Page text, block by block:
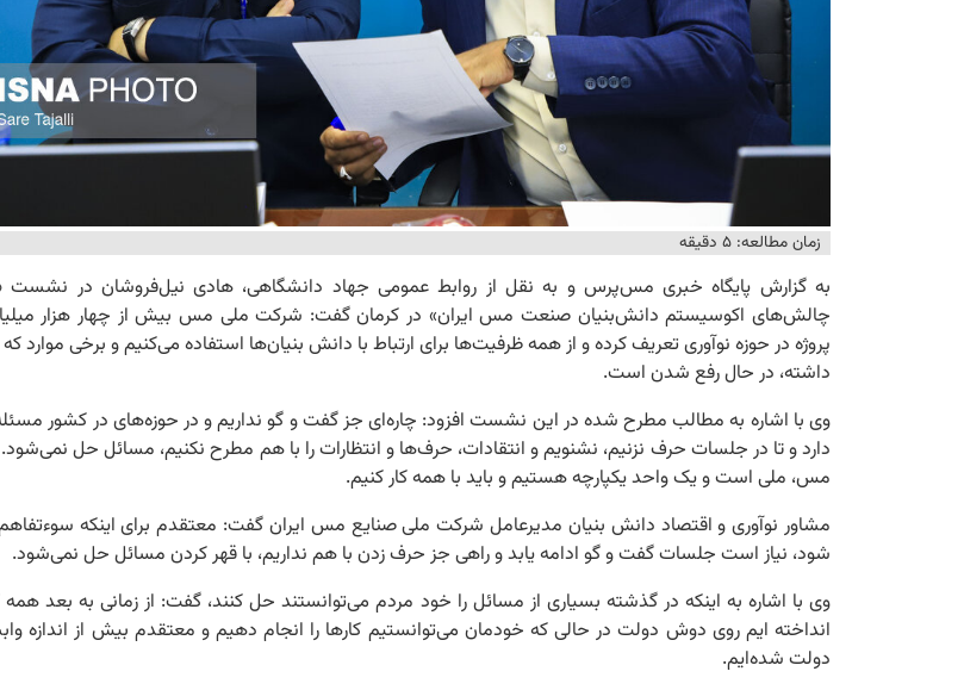
زمان مطالعه: ۵ دقیقه
به گزارش پایگاه خبری مس‌پرس و به نقل از روابط عمومی جهاد دانشگاهی، هادی نیل‌فروشان در نشست
چالش‌های اکوسیستم دانش‌بنیان صنعت مس ایران» در کرمان گفت: شرکت ملی مس بیش از چهار هزار
پروژه در حوزه نوآوری تعریف کرده و از همه ظرفیت‌ها برای ارتباط با دانش بنیان‌ها استفاده می‌کنیم و برخی موارد
داشته، در حال رفع شدن است.
وی با اشاره به مطالب مطرح شده در این نشست افزود: چاره‌ای جز گفت و گو نداریم و در حوزه‌های در کشور
دارد و تا در جلسات حرف نزنیم، نشنویم و انتقادات، حرف‌ها و انتظارات را با هم مطرح نکنیم، مسائل حل
مس، ملی است و یک واحد یکپارچه هستیم و باید با همه کار کنیم.
مشاور نوآوری و اقتصاد دانش بنیان مدیرعامل شرکت ملی صنایع مس ایران گفت: معتقدم برای اینکه
شود، نیاز است جلسات گفت و گو ادامه یابد و راهی جز حرف زدن با هم نداریم، با قهر کردن مسائل حل نمی‌شود.
وی با اشاره به اینکه در گذشته بسیاری از مسائل را خود مردم می‌توانستند حل کنند، گفت: از زمانی به بعد همه
انداخته ایم روی دوش دولت در حالی که خودمان می‌توانستیم کارها را انجام دهیم و معتقدم بیش از اندازه
دولت شده‌ایم.